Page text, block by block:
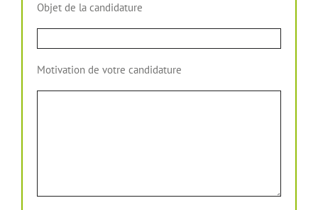
Objet de la candidature
Motivation de votre candidature